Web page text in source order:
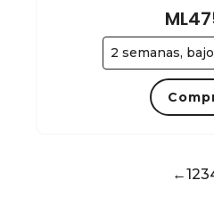
2 semanas,
←123